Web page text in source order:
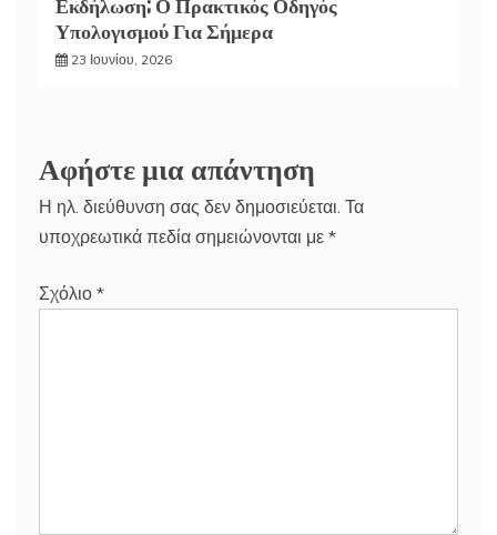
Υπολογισμού Για Σήμερα
23 Ιουνίου, 2026
Αφήστε μια απάντηση
Η ηλ. διεύθυνση σας δεν δημοσιεύεται. Τα
υποχρεωτικά πεδία σημειώνονται με *
Σχόλιο *